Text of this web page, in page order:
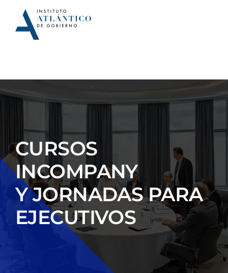
contenido
CURSOS
INCOMPANY
Y JORNADAS PARA
EJECUTIVOS